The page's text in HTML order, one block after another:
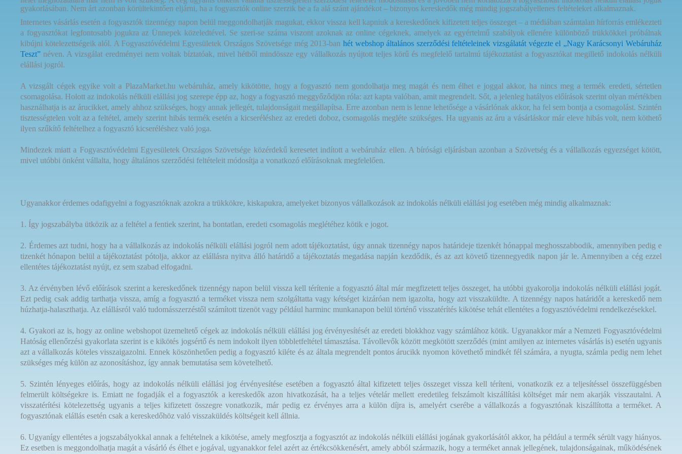
gyakorlásában. Nem árt azonban körültekintően eljárni, ha a fogyasztók online szerzik be a fa alá szánt ajándékot – bizonyos kereskedők még mindig jogszabályellenes feltételeket alkalmaznak.
Internetes vásárlás esetén a fogyasztók tizennégy napon belül meggondolhatják magukat, ekkor vissza kell kapniuk a kereskedőnek kifizetett teljes összeget – a médiában számtalan hírforrás emlékezteti
a fogyasztókat legfontosabb jogukra az Ünnepek közeledtével. Se szeri-se száma viszont azoknak az online cégeknek, amelyek az egyértelmű szabályok ellenére különböző trükkökkel próbálnak
kibújni kötelezettségeik alól. A Fogyasztóvédelmi Egyesületek Országos Szövetsége még 2013-ban hét webshop általános szerződési feltételeinek vizsgálatát végezte el „Nagy Karácsonyi Webáruház
Teszt” néven. A vizsgálat eredményei nem voltak bíztatóak, mivel hétből mindössze egy vállalkozás nyújtott teljes körű és megfelelő tartalmú tájékoztatást a fogyasztókat megillető indokolás nélküli
elállási jogról.
A vizsgált cégek egyike volt a PlazaMarket.hu webáruház, amely kikötötte, hogy a fogyasztó nem gondolhatja meg magát és nem élhet e joggal akkor, ha nincs meg a termék eredeti, sértetlen
csomagolása. Holott az indokolás nélküli elállási jog szerepe épp az, hogy a fogyasztó meggyőződjön róla: azt kapta valóban, amit megrendelt. Sőt, a jelenleg hatályos előírások szerint olyan mértékben
használhatja is az árucikket, amely ahhoz szükséges, hogy annak jellegét, tulajdonságait megállapítsa. Erre azonban nem is lenne lehetősége a vásárlónak akkor, ha fel sem bontja a csomagolást. Szintén
tisztességtelen volt az a feltétel, amely szerint hibás termék esetén a kicseréléshez az eredeti doboz, csomagolás megléte szükséges. Ha ugyanis az áru a vásárláskor már eleve hibás volt, nem köthető
ilyen szűkítő feltételhez a fogyasztó kicseréléshez való joga.
Mindezek miatt a Fogyasztóvédelmi Egyesületek Országos Szövetsége közérdekű keresetet indított a webáruház ellen. A bírósági eljárásban azonban a Szövetség és a vállalkozás egyezséget kötött,
mivel utóbbi önként vállalta, hogy általános szerződési feltételeit módosítja a vonatkozó előírásoknak megfelelően.
Ugyanakkor érdemes odafigyelni a fogyasztóknak azokra a trükkökre, kiskapukra, amelyeket bizonyos vállalkozások az indokolás nélküli elállási jog esetében még mindig alkalmaznak:
1. Így jogszabályba ütközik az a feltétel a fentiek szerint, ha bontatlan, eredeti csomagolás meglétéhez kötik e jogot.
2. Érdemes azt tudni, hogy ha a vállalkozás az indokolás nélküli elállási jogról nem adott tájékoztatást, úgy annak tizennégy napos határideje tizenkét hónappal meghosszabbodik, amennyiben pedig e
tizenkét hónapon belül a tájékoztatást pótolja, akkor az elállásra nyitva álló határidő a tájékoztatás megadása napján kezdődik, és az azt követő tizennegyedik napon jár le. Amennyiben a cég ezzel
ellentétes tájékoztatást nyújt, ez sem szabad elfogadni.
3. Az érvényben lévő előírások szerint a kereskedőnek tizennégy napon belül vissza kell térítenie a fogyasztó által már megfizetett teljes összeget, ha utóbbi gyakorolja indokolás nélküli elállási jogát.
Ezt pedig csak addig tarthatja vissza, amíg a fogyasztó a terméket vissza nem szolgáltatta vagy kétséget kizáróan nem igazolta, hogy azt visszaküldte. A tizennégy napos határidőt a kereskedő nem
húzhatja-halaszthatja. Az elállásról való tudomásszerzéstől számított tizenöt vagy például harminc munkanapon belül történő visszatérítés kikötése tehát ellentétes a fogyasztóvédelmi rendelkezésekkel.
4. Gyakori az is, hogy az online webshopot üzemeltető cégek az indokolás nélküli elállási jog érvényesítését az eredeti blokkhoz vagy számlához kötik. Ugyanakkor már a Nemzeti Fogyasztóvédelmi
Hatóság ellenőrzési gyakorlata szerint is e kikötés jogsértő és nem indokolt ilyen többletfeltétel támasztása. Távollevők között megkötött szerződés (mint amilyen az internetes vásárlás is) esetén ugyanis
azt a vállalkozás köteles visszaigazolni. Ennek köszönhetően pedig a fogyasztó kiléte és az általa megrendelt pontos árucikk nyomon követhető mindkét fél számára, a nyugta, számla pedig nem lehet
szükséges még külön az azonosításhoz, így annak bemutatása sem követelhető.
5. Szintén lényeges előírás, hogy az indokolás nélküli elállási jog érvényesítése esetében a fogyasztó által kifizetett teljes összeget vissza kell téríteni, vonatkozik ez a teljesítéssel összefüggésben
felmerült költségekre is. Emiatt ne fogadják el a fogyasztók a kereskedők azon hivatkozását, ha a teljes vételár mellett eredetileg felszámolt kiszállítási költséget már nem akarják visszautalni. A
visszatérítési kötelezettség ugyanis a teljes kifizetett összegre vonatkozik, már pedig ez érvényes arra a külön díjra is, amelyért cserébe a vállalkozás a fogyasztónak kiszállította a terméket. A
fogyasztónak elállás esetén csak a kereskedőhöz való visszaküldés költségeit kell állnia.
6. Ugyanígy ellentétes a jogszabályokkal annak a feltételnek a kikötése, amely megfosztja a fogyasztót az indokolás nélküli elállási jogának gyakorlásától akkor, ha például a termék sérült vagy hiányos.
Ez esetben is meggondolhatja magát a vásárló és élhet e jogával, ugyanakkor felel azért az értékcsökkenésért, amely abból származik, hogy a terméket annak jellegének, tulajdonságainak, működésének